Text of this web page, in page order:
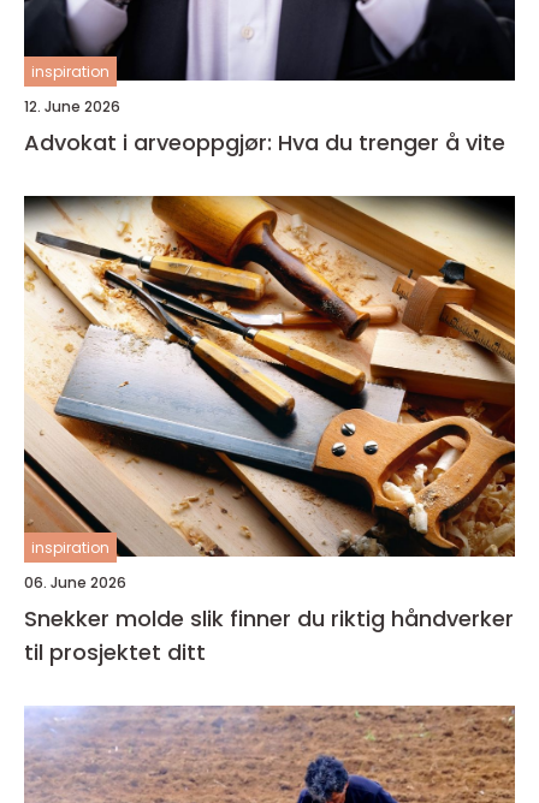
inspiration
12. June 2026
Advokat i arveoppgjør: Hva du trenger å vite
inspiration
06. June 2026
Snekker molde slik finner du riktig håndverker
til prosjektet ditt